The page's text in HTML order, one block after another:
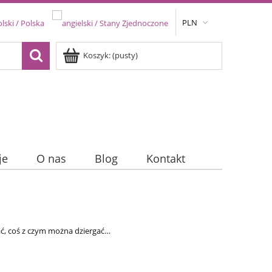
PLN
Koszyk:(pusty)
O nas Blog Kontakt
coś z czym można dziergać…